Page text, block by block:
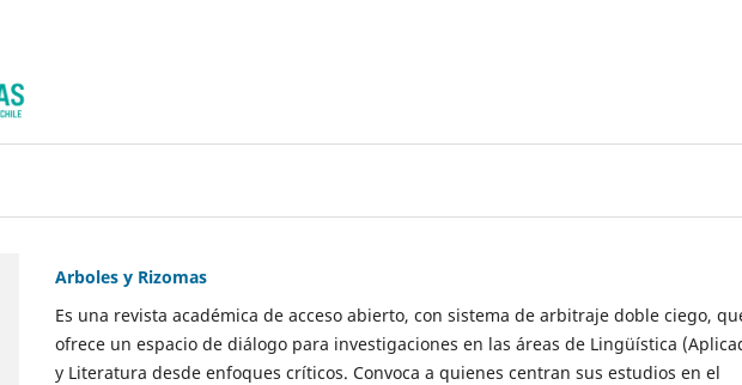
Arboles y Rizomas
Es una revista académica de acceso abierto, con sistema de arbitraje doble ciego,
ofrece un espacio de diálogo para investigaciones en las áreas de Lingüística
y Literatura desde enfoques críticos. Convoca a quienes centran sus estudios en el